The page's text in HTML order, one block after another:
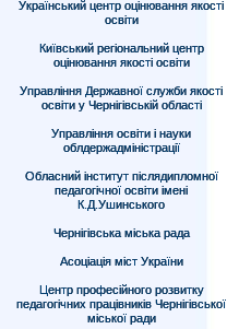
Український центр оцінювання якості
освіти
Київський регіональний центр
оцінювання якості освіти
Управління Державної служби якості
освіти у Чернігівській області
Управління освіти і науки
облдержадміністрації
Обласний інститут післядипломної
педагогічної освіти імені
К.Д.Ушинського
Чернігівська міська рада
Асоціація міст України
Центр професійного розвитку
педагогічних працівників Чернігівської
міської ради